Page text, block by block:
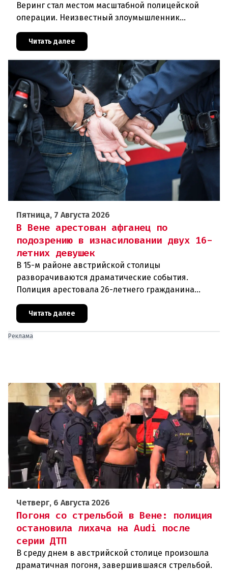
Веринг стал местом масштабной полицейской
операции. Неизвестный злоумышленник
совершил вооружённое нападение на филиал
знаменитого аукционного дома Dorotheu
Читать далее
Пятница, 7 Августа 2026
В Вене арестован афганец по
подозрению в изнасиловании двух 16-
летних девушек
В 15-м районе австрийской столицы
разворачиваются драматические события.
Полиция арестовала 26-летнего гражданина
Афганистана по подозрению в изнасиловании
двух 16-летних девушек.Вызов полиции и задер
Читать далее
Реклама
Четверг, 6 Августа 2026
Погоня со стрельбой в Вене: полиция
остановила лихача на Audi после
серии ДТП
В среду днем в австрийской столице произошла
драматичная погоня, завершившаяся стрельбой.